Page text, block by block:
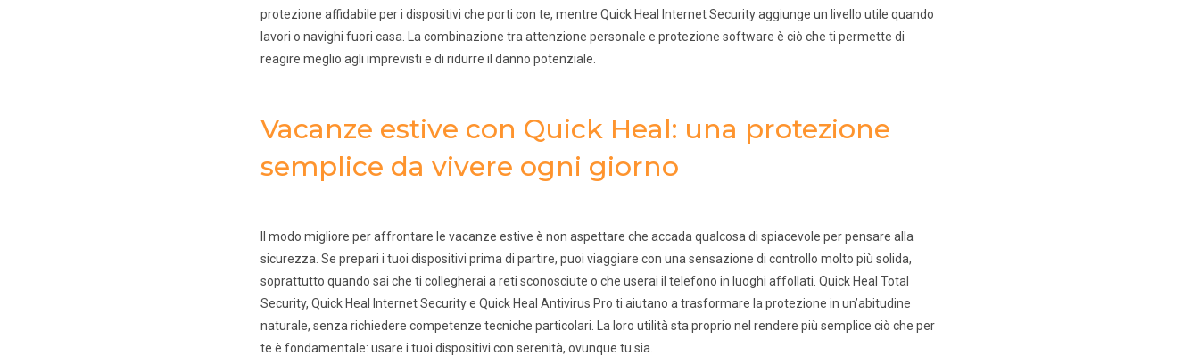
protezione affidabile per i dispositivi che porti con te, mentre Quick Heal Internet Security aggiunge un livello utile quando
lavori o navighi fuori casa. La combinazione tra attenzione personale e protezione software è ciò che ti permette di
reagire meglio agli imprevisti e di ridurre il danno potenziale.
Vacanze estive con Quick Heal: una protezione
semplice da vivere ogni giorno
Il modo migliore per affrontare le vacanze estive è non aspettare che accada qualcosa di spiacevole per pensare alla
sicurezza. Se prepari i tuoi dispositivi prima di partire, puoi viaggiare con una sensazione di controllo molto più solida,
soprattutto quando sai che ti collegherai a reti sconosciute o che userai il telefono in luoghi affollati. Quick Heal Total
Security, Quick Heal Internet Security e Quick Heal Antivirus Pro ti aiutano a trasformare la protezione in un’abitudine
naturale, senza richiedere competenze tecniche particolari. La loro utilità sta proprio nel rendere più semplice ciò che per
te è fondamentale: usare i tuoi dispositivi con serenità, ovunque tu sia.